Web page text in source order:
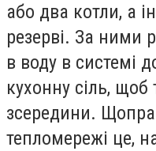
або два котли, а
резерві. За ними
в воду в системі
кухонну сіль, щоб
зсередини.
тепломережі це,